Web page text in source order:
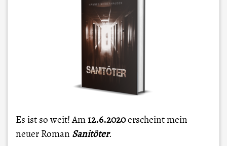
Es ist so weit! Am12.6.2020erscheint mein
neuer Roman Sanitöter.